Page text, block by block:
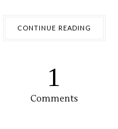
CONTINUE READING
1
Comments